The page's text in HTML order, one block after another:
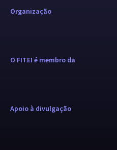
Organização
O FITEI é membro da
Apoio à divulgação